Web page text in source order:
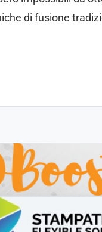
di fusione
innovativi per stampa 3D